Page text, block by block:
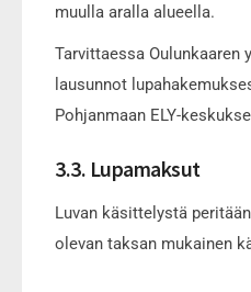
muulla aralla alueella.
Tarvittaessa Oulunkaaren
lausunnot
Pohjanmaan ELY-
3.3. Lupamaksut
Luvan käsittelystä
olevan taksan mukainen